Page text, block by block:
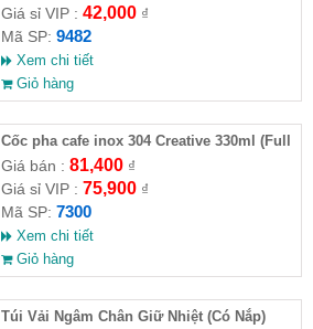
Giá sỉ VIP : 42,000₫
Mã SP: 9482
Xem chi tiết
Giỏ hàng
Cốc pha cafe inox 304 Creative 330ml (Full
VAT )
Giá bán : 81,400₫
Giá sỉ VIP : 75,900₫
Mã SP: 7300
Xem chi tiết
Giỏ hàng
Túi Vải Ngâm Chân Giữ Nhiệt (Có Nắp)